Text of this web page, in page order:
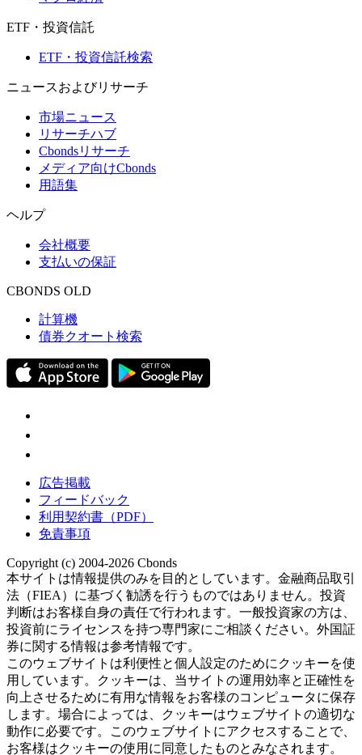
ETF・投資信託
ETF・投資信託検索
ニュースおよびリサーチ
市場ニュース
リサーチハブ
Cbondsリサーチ
メディア向けCbonds
用語集
ヘルプ
会社概要
支払いの保証
CBONDS OLD
計算機
債券クオート検索
広告掲載
フィードバック
利用契約書（PDF）
免責事項
Copyright (c) 2004-2026 Cbonds
本サイトは情報提供のみを目的としています。金融商品取引
法（FIEA）に基づく勧誘を行うものではありません。投資
判断はお客様自身の責任で行われます。一般投資家の方は、
投資前にライセンスを持つ専門家にご相談ください。外国証
券に関する情報は参考情報です。
このウェブサイトは利便性と個人設定のためにクッキーを使
用しています。クッキーは、当サイトの運用効率と正確性を
向上させるために有用な情報をお客様のコンピュータに保存
します。場合によっては、クッキーはウェブサイトの適切な
動作に必要です。このウェブサイトにアクセスすることで、
お客様はクッキーの使用に同意したものとみなされます。